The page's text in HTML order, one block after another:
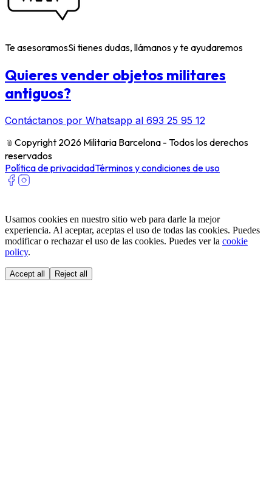
Te asesoramosSi tienes dudas, llámanos y te ayudaremos
Quieres vender objetos militares
antiguos?
Contáctanos por Whatsapp al 693 25 95 12
﹫ Copyright 2026 Militaria Barcelona - Todos los derechos
reservados
Política de privacidadTérminos y condiciones de uso
Usamos cookies en nuestro sitio web para darle la mejor
experiencia. Al aceptar, aceptas el uso de todas las cookies. Puedes
modificar o rechazar el uso de las cookies. Puedes ver la cookie
policy.
Accept all Reject all